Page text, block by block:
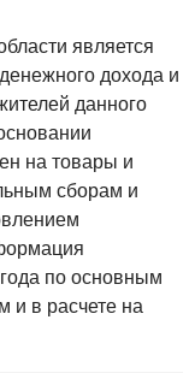
является
дохода и
данного
на товары и
сборам и
по основным
и в расчете на